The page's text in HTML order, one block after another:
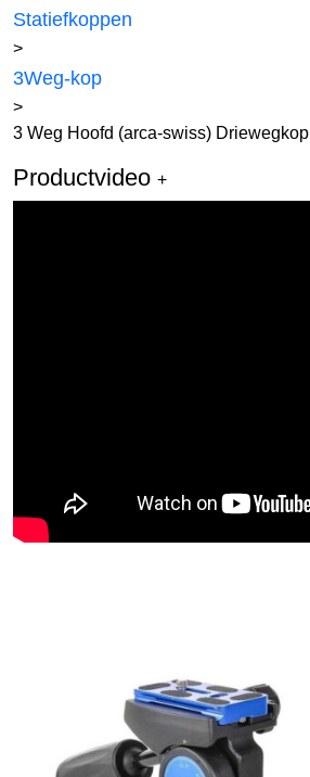
Statiefkoppen
>
3Weg-kop
>
3 Weg Hoofd (arca-swiss) Driewegkop
Productvideo +